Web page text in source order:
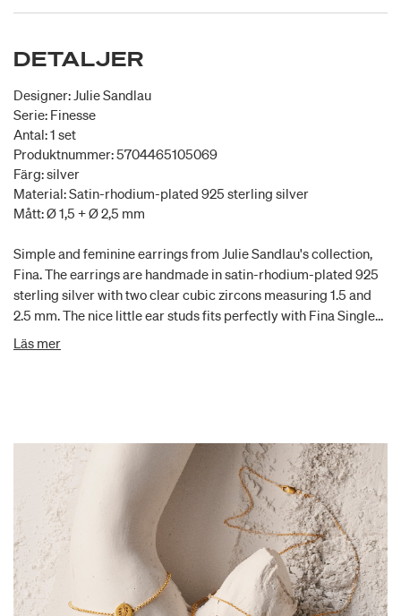
DETALJER
Designer: Julie Sandlau
Serie: Finesse
Antal: 1 set
Produktnummer: 5704465105069
Färg: silver
Material: Satin-rhodium-plated 925 sterling silver
Mått: Ø 1,5 + Ø 2,5 mm
Simple and feminine earrings from Julie Sandlau's collection,
Fina. The earrings are handmade in satin-rhodium-plated 925
sterling silver with two clear cubic zircons measuring 1.5 and
2.5 mm. The nice little ear studs fits perfectly with Fina Single
Butterfly which gives an edgy look to the simple studs.
Läs mer